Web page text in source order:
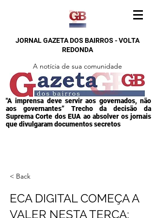
JORNAL GAZETA DOS BAIRROS - VOLTA
REDONDA
A notícia de sua comunidade
"A imprensa deve servir aos governados, não
aos governantes” Trecho da decisão da
Suprema Corte dos EUA ao absolver os jornais
que divulgaram documentos secretos
< Back
ECA DIGITAL COMEÇA A
VALER NESTA TERÇA;